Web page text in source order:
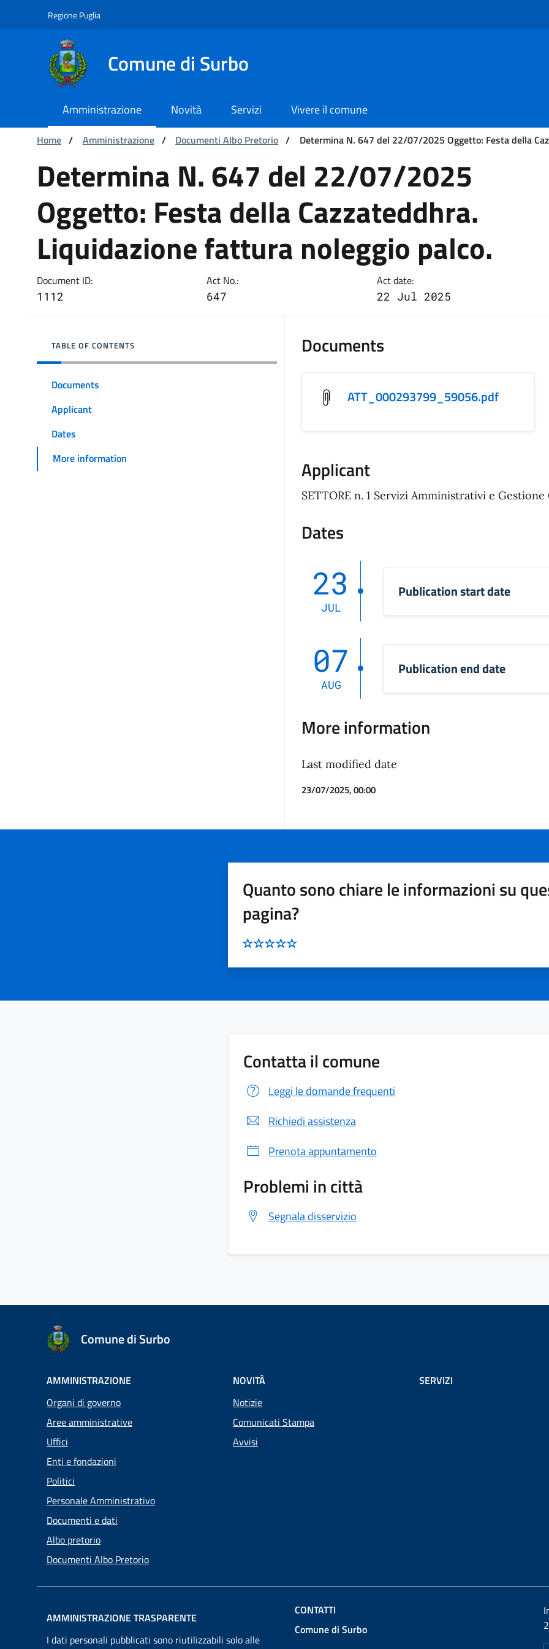
Navigation
Skip to Content
Regione Puglia
Comune di Surbo
Amministrazione Novità Servizi
Vivere il comune
You are:
Home / Amministrazione / Documenti Albo Pretorio / Determina N. 647 del 22/07/2025 Oggetto: Festa della
Determina N. 647 del 22/07/2025 Oggetto:
Determina N. 647 del 22/07/2025
Oggetto: Festa della Cazzateddhra.
Liquidazione fattura noleggio palco.
Document ID:
1112
Act No.:
647
Act date:
22 Jul 2025
TABLE OF CONTENTS
Documents
Applicant
Dates
More information
Documents
ATT_000293799_59056.pdf
Applicant
SETTORE n. 1 Servizi Amministrativi e
Dates
23
JUL
Publication start date
07
AUG
Publication end date
More information
Last modified date
23/07/2025, 00:00
Quanto sono chiare le informazioni su
pagina?
Contatta il comune
Leggi le domande frequenti
Richiedi assistenza
Prenota appuntamento
Problemi in città
Segnala disservizio
Comune di Surbo
AMMINISTRAZIONE
Organi di governo
Aree amministrative
Uffici
Enti e fondazioni
Politici
Personale Amministrativo
Documenti e dati
Albo pretorio
Documenti Albo Pretorio
NOVITÀ
Notizie
Comunicati Stampa
Avvisi
SERVIZI
AMMINISTRAZIONE TRASPARENTE
I dati personali pubblicati sono riutilizzabili solo alle
CONTATTI
Comune di Surbo